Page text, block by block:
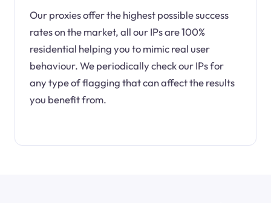
Our proxies offer the highest possible success
rates on the market, all our IPs are 100%
residential helping you to mimic real user
behaviour. We periodically check our IPs for
any type of flagging that can affect the results
you benefit from.